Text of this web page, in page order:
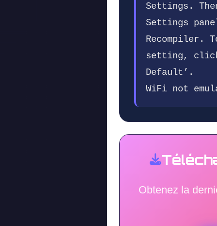
Settings.
Settings
Recompiler.
setting, click
Default’.
WiFi not
Obtenez la